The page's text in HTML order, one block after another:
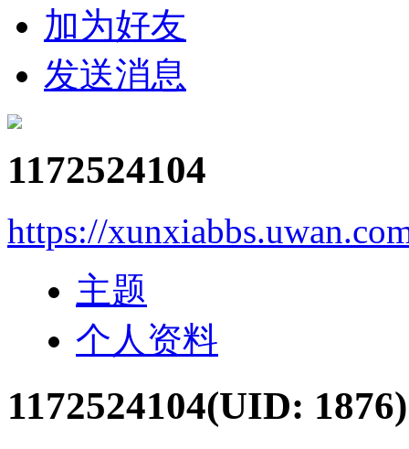
加为好友
发送消息
1172524104
https://
主题
个人资料
1172524104(UID: 1876)